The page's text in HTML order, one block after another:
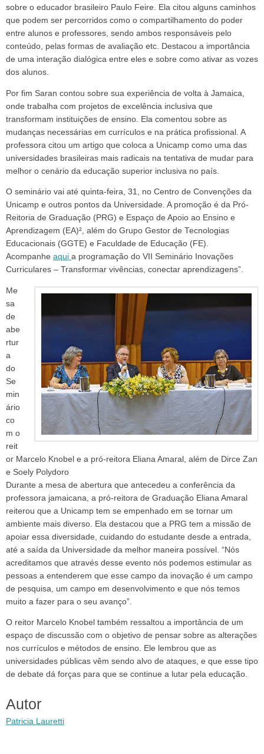
sobre o educador brasileiro Paulo Feire. Ela citou alguns caminhos
que podem ser percorridos como o compartilhamento do poder
entre alunos e professores, sendo ambos responsáveis pelo
conteúdo, pelas formas de avaliação etc. Destacou a importância
de uma interação dialógica entre eles e sobre como ativar as vozes
dos alunos.
Por fim Saran contou sobre sua experiência de volta à Jamaica,
onde trabalha com projetos de excelência inclusiva que
transformam instituições de ensino. Ela comentou sobre as
mudanças necessárias em currículos e na prática profissional. A
professora citou um artigo que coloca a Unicamp como uma das
universidades brasileiras mais radicais na tentativa de mudar para
melhor o cenário da educação superior inclusiva no país.
O seminário vai até quinta-feira, 31, no Centro de Convenções da
Unicamp e outros pontos da Universidade. A promoção é da Pró-
Reitoria de Graduação (PRG) e Espaço de Apoio ao Ensino e
Aprendizagem (EA)², além do Grupo Gestor de Tecnologias
Educacionais (GGTE) e Faculdade de Educação (FE).
Acompanhe aqui a programação do VII Seminário Inovações
Curriculares – Transformar vivências, conectar aprendizagens”.
Me
sa
de
abe
rtur
a
do
Se
min
ário
co
m o
reit
or Marcelo Knobel e a pró-reitora Eliana Amaral, além de Dirce Zan
e Soely Polydoro
Durante a mesa de abertura que antecedeu a conferência da
professora jamaicana, a pró-reitora de Graduação Eliana Amaral
reiterou que a Unicamp tem se empenhado em se tornar um
ambiente mais diverso. Ela destacou que a PRG tem a missão de
apoiar essa diversidade, cuidando do estudante desde a entrada,
até a saída da Universidade da melhor maneira possível. “Nós
acreditamos que através desse evento nós podemos estimular as
pessoas a entenderem que esse campo da inovação é um campo
de pesquisa, um campo em desenvolvimento e que nós temos
muito a fazer para o seu avanço”.
O reitor Marcelo Knobel também ressaltou a importância de um
espaço de discussão com o objetivo de pensar sobre as alterações
nos currículos e métodos de ensino. Ele lembrou que as
universidades públicas vêm sendo alvo de ataques, e que esse tipo
de debate dá forças para que se continue a lutar pela educação.
Autor
Patricia Lauretti